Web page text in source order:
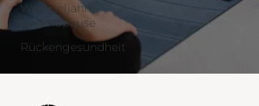
Wechseljahre
& Menopause
Rückengesundheit